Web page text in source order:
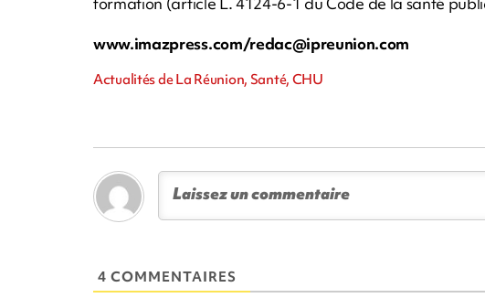
www.imazpress.com/redac@ipreunion.com
Actualités de La Réunion, Santé, CHU
4 COMMENTAIRES